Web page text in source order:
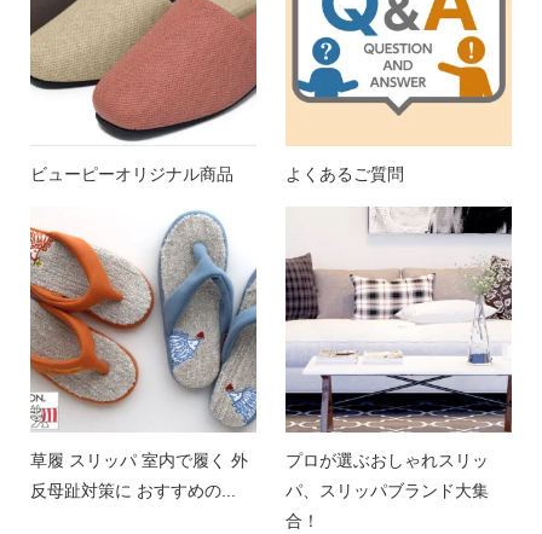
ビューピーオリジナル商品 よくあるご質問
草履 スリッパ 室内で履く 外
反母趾対策に おすすめの...
プロが選ぶおしゃれスリッ
パ、スリッパブランド大集
合！